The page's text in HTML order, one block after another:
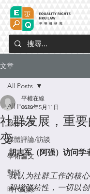
文章
All Posts
報告文件
媒體評論/訪談
學術論文
對話
時代紀錄
All Posts
社群发展，重
变
平權在線
2020年5月11日
胡志军（阿强）访问学
我认为社群工作的核
和增强粘性，一切以